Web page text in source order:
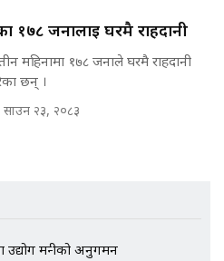
घुस डिल गरेको अडियो ! दुई झोला
मन्त्रीलाई घुस | SIDHAKURA |
१७८ जनालाई घरमै राहदानी
महिनामा १७८ जनाले घरमै राहदानी
छन् ।
साउन २३, २०८३
मन्त्रीको अनुगमन